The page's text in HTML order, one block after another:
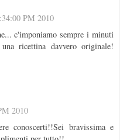
PM 2010
c'imponiamo sempre i minuti
ricettina davvero originale!
2010
conoscerti!!Sei bravissima e